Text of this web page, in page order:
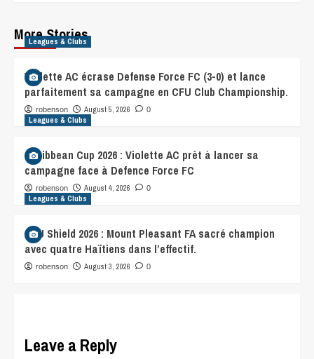
More Stories
Leagues & Clubs
Violette AC écrase Defense Force FC (3-0) et lance
parfaitement sa campagne en CFU Club Championship.
robenson August 5, 2026 0
Leagues & Clubs
Caribbean Cup 2026 : Violette AC prêt à lancer sa
campagne face à Defence Force FC
robenson August 4, 2026 0
Leagues & Clubs
CFU Shield 2026 : Mount Pleasant FA sacré champion
avec quatre Haïtiens dans l’effectif.
robenson August 3, 2026 0
Leave a Reply